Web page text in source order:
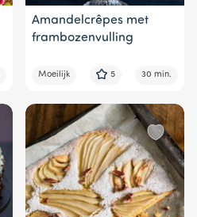
Amandelcrêpes met
frambozenvulling
Moeilijk 5 30 min.